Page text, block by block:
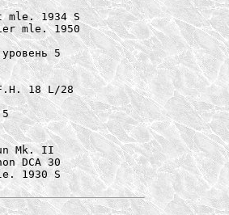
mle. 1934 S
mle. 1950
5
18 L/28
Mk. II
DCA 30
1930 S